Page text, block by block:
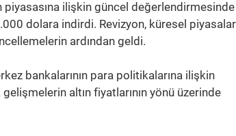
piyasasına ilişkin güncel
dolara indirdi. Revizyon, küresel
ardından geldi.
bankalarının para politikalarına ilişkin
altın fiyatlarının yönü üzerinde